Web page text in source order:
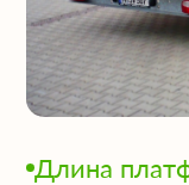
Длина